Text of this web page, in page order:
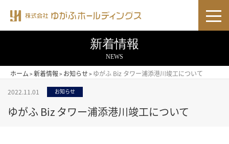
新着情報
NEWS
ホーム > 新着情報 > お知らせ > ゆがふ Biz タワー浦添港川竣工について
2022.11.01 お知らせ
ゆがふ Biz タワー浦添港川竣工について